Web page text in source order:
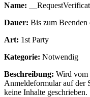
Name:
Dauer: Bis zum Beenden
Art: 1st Party
Kategorie: Notwendig
Beschreibung: Wird vom
Anmeldeformular auf der
keine Inhalte geschrieben.